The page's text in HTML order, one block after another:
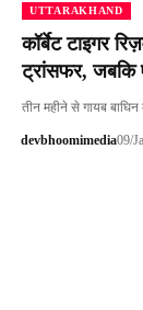
UTTARAKHAND
कॉर्बेट टाइगर
ट्रांसफर, जबकि
तीन महीने से गायब
devbhoomimedia09/